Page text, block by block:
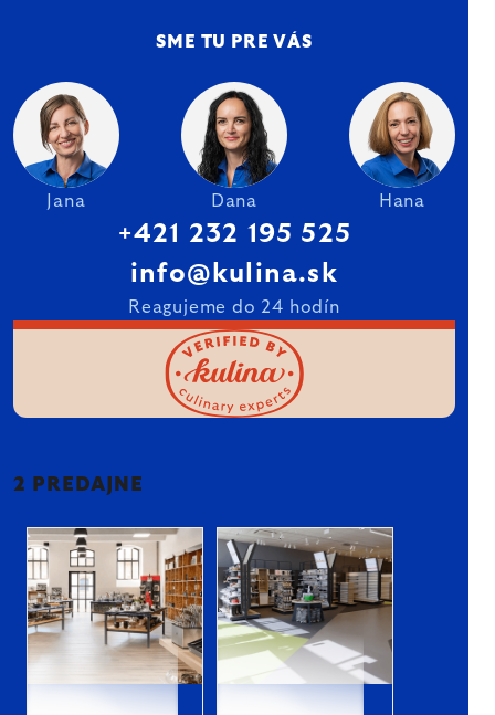
SME TU PRE VÁS
Jana Dana Hana
+421 232 195 525
info@kulina.sk
Reagujeme do 24 hodín
2 PREDAJNE